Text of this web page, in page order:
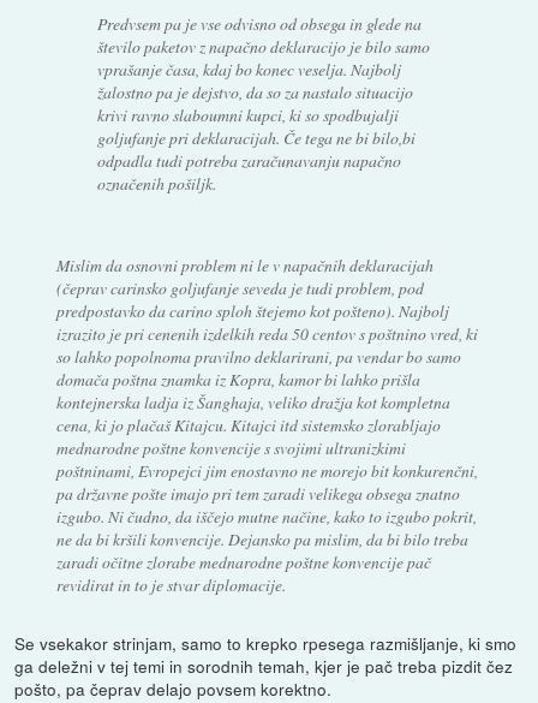
Predvsem pa je vse odvisno od obsega in glede na
število paketov z napačno deklaracijo je bilo samo
vprašanje časa, kdaj bo konec veselja. Najbolj
žalostno pa je dejstvo, da so za nastalo situacijo
krivi ravno slaboumni kupci, ki so spodbujalji
goljufanje pri deklaracijah. Če tega ne bi bilo,bi
odpadla tudi potreba zaračunavanju napačno
označenih pošiljk.
Mislim da osnovni problem ni le v napačnih deklaracijah
(čeprav carinsko goljufanje seveda je tudi problem, pod
predpostavko da carino sploh štejemo kot pošteno). Najbolj
izrazito je pri cenenih izdelkih reda 50 centov s poštnino vred, ki
so lahko popolnoma pravilno deklarirani, pa vendar bo samo
domača poštna znamka iz Kopra, kamor bi lahko prišla
kontejnerska ladja iz Šanghaja, veliko dražja kot kompletna
cena, ki jo plačaš Kitajcu. Kitajci itd sistemsko zlorabljajo
mednarodne poštne konvencije s svojimi ultranizkimi
poštninami, Evropejci jim enostavno ne morejo bit konkurenčni,
pa državne pošte imajo pri tem zaradi velikega obsega znatno
izgubo. Ni čudno, da iščejo mutne načine, kako to izgubo pokrit,
ne da bi kršili konvencije. Dejansko pa mislim, da bi bilo treba
zaradi očitne zlorabe mednarodne poštne konvencije pač
revidirat in to je stvar diplomacije.
Se vsekakor strinjam, samo to krepko rpesega razmišljanje, ki smo
ga deležni v tej temi in sorodnih temah, kjer je pač treba pizdit čez
pošto, pa čeprav delajo povsem korektno.